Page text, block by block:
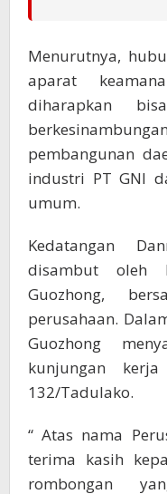
Menurutnya,
aparat
diharapkan
pembangunan
industri PT GNI
umum.
Kedatangan
disambut oleh
Guozhong,
perusahaan.
Guozhong
kunjungan
132/Tadulako.
“ Atas nama
terima kasih
rombongan